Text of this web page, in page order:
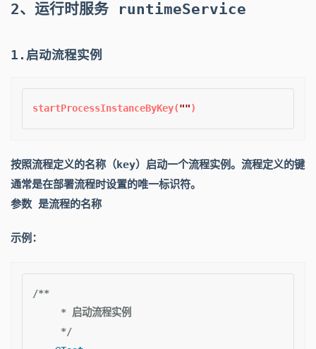
2、运行时服务 runtimeService
1.启动流程实例
startProcessInstanceByKey(""
按照流程定义的名称（key）启动一个流程实例。流程定义的键
通常是在部署流程时设置的唯一标识符。
参数 是流程的名称
示例：
/**
     * 启动流程实例
     */